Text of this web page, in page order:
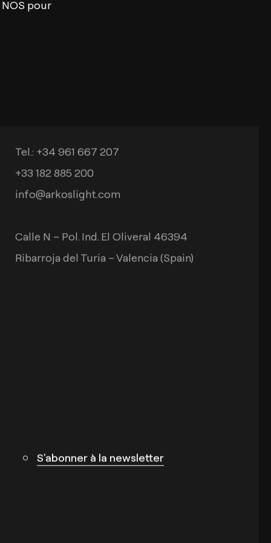
pour
Tel.: +34 961 667 207
+33 182 885 200
info@arkoslight.com
Calle N – Pol. Ind. El Oliveral 46394
Ribarroja del Turia – Valencia (Spain)
S'abonner à la newsletter